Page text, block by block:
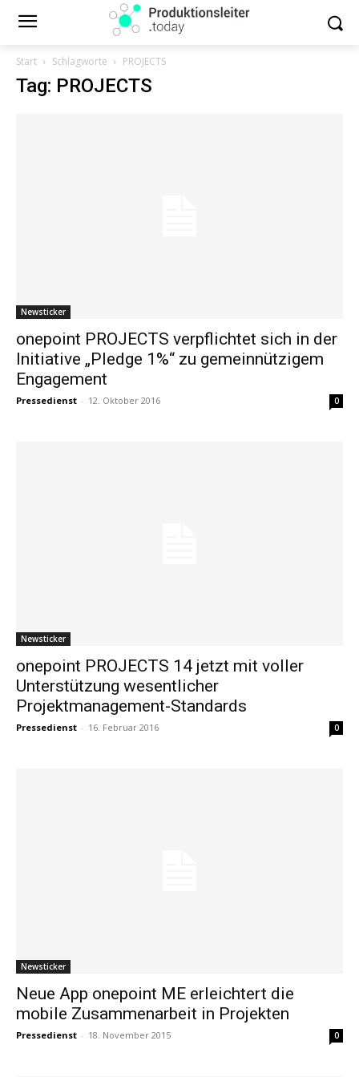
Start Schlagworte PROJECTS
Tag: PROJECTS
Newsticker
onepoint PROJECTS verpflichtet sich in der
Initiative „Pledge 1%“ zu gemeinnützigem
Engagement
Pressedienst - 12. Oktober 2016 0
Newsticker
onepoint PROJECTS 14 jetzt mit voller
Unterstützung wesentlicher
Projektmanagement-Standards
Pressedienst - 16. Februar 2016 0
Newsticker
Neue App onepoint ME erleichtert die
mobile Zusammenarbeit in Projekten
Pressedienst - 18. November 2015 0